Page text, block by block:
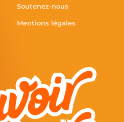
Soutenez-nous
Mentions légales